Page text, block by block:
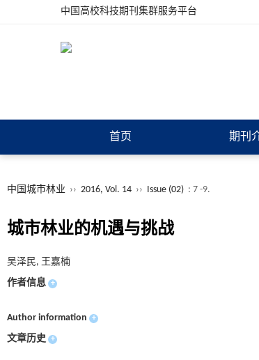
中国高校科技期刊集群服务平台
首页 期刊
中国城市林业 ›› 2016, Vol. 14 ›› Issue (02) : 7 -9.
城市林业的机遇与挑战
吴泽民, 王嘉楠
作者信息 +
Author information +
文章历史 +